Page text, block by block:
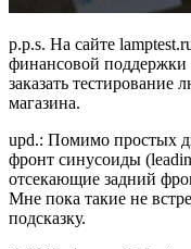
p.p.s. На сайте
финансовой поддержки
заказать
магазина.
upd.: Помимо простых
фронт синусоиды
отсекающие задний
Мне пока такие не
подсказку.